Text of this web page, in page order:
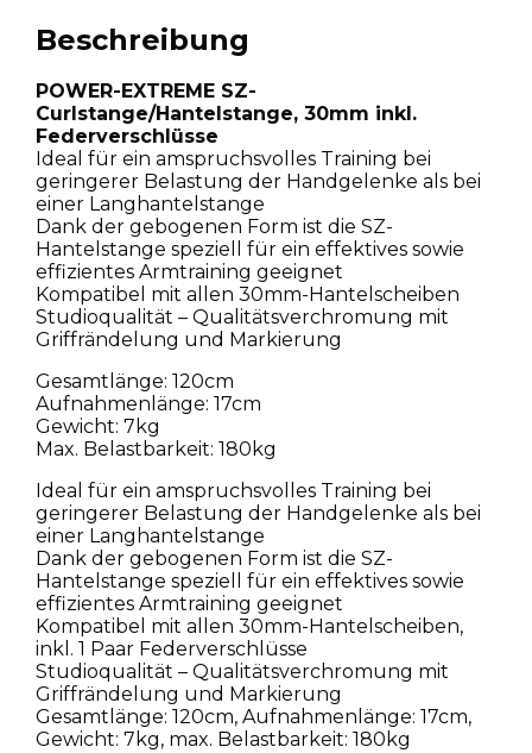
Beschreibung
POWER-EXTREME SZ-
Curlstange/Hantelstange, 30mm inkl.
Federverschlüsse
Ideal für ein amspruchsvolles Training bei
geringerer Belastung der Handgelenke als bei
einer Langhantelstange
Dank der gebogenen Form ist die SZ-
Hantelstange speziell für ein effektives sowie
effizientes Armtraining geeignet
Kompatibel mit allen 30mm-Hantelscheiben
Studioqualität – Qualitätsverchromung mit
Griffrändelung und Markierung
Gesamtlänge: 120cm
Aufnahmenlänge: 17cm
Gewicht: 7kg
Max. Belastbarkeit: 180kg
Ideal für ein amspruchsvolles Training bei
geringerer Belastung der Handgelenke als bei
einer Langhantelstange
Dank der gebogenen Form ist die SZ-
Hantelstange speziell für ein effektives sowie
effizientes Armtraining geeignet
Kompatibel mit allen 30mm-Hantelscheiben,
inkl. 1 Paar Federverschlüsse
Studioqualität – Qualitätsverchromung mit
Griffrändelung und Markierung
Gesamtlänge: 120cm, Aufnahmenlänge: 17cm,
Gewicht: 7kg, max. Belastbarkeit: 180kg